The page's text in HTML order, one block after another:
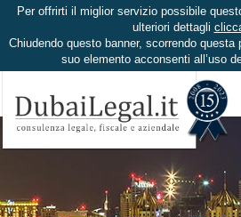
Per offrirti il miglior servizio possibile
ulteriori dettagli
Chiudendo questo banner, scorrendo
suo elemento acconsenti all’uso